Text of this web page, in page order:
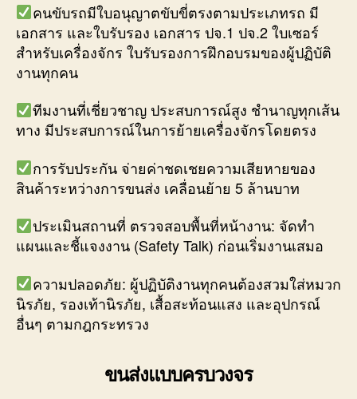
คนขับรถมีใบอนุญาตขับขี่ตรงตามประเภทรถ มี
เอกสาร และใบรับรอง เอกสาร ปจ.1 ปจ.2 ใบเซอร์
สำหรับเครื่องจักร ใบรับรองการฝึกอบรมของผู้ปฏิบัติ
งานทุกคน
ทีมงานที่เชี่ยวชาญ ประสบการณ์สูง ชำนาญทุกเส้น
ทาง มีประสบการณ์ในการย้ายเครื่องจักรโดยตรง
การรับประกัน จ่ายค่าชดเชยความเสียหายของ
สินค้าระหว่างการขนส่ง เคลื่อนย้าย 5 ล้านบาท
ประเมินสถานที่ ตรวจสอบพื้นที่หน้างาน: จัดทำ
แผนและชี้แจงงาน (Safety Talk) ก่อนเริ่มงานเสมอ
ความปลอดภัย: ผู้ปฏิบัติงานทุกคนต้องสวมใส่หมวก
นิรภัย, รองเท้านิรภัย, เสื้อสะท้อนแสง และอุปกรณ์
อื่นๆ ตามกฎกระทรวง
ขนส่งแบบครบวงจร